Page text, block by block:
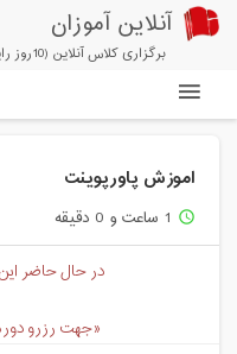
آنلاین آموزان
برگزاری کلاس آنلاین (10روز رایگان)
خرید
اموزش پاورپوینت
access_time 1 ساعت و 0 دقیقه
در حال حاضر
«جهت رزرو